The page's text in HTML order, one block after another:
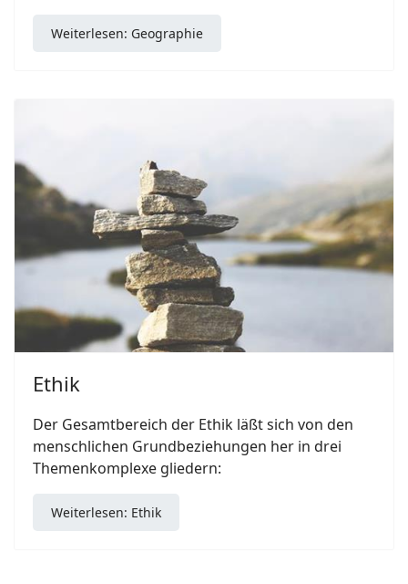
Weiterlesen: Geographie
Ethik
Der Gesamtbereich der Ethik läßt sich von den
menschlichen Grundbeziehungen her in drei
Themenkomplexe gliedern:
Weiterlesen: Ethik